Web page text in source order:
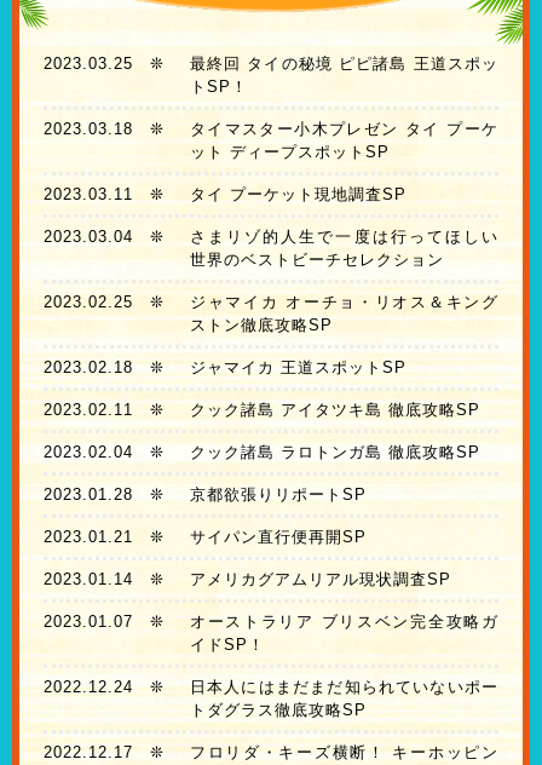
2023.03.25 ❊
最終回 タイの秘境 ピピ諸島 王道スポッ
トSP！
2023.03.18 ❊
タイマスター小木プレゼン タイ プーケ
ット ディープスポットSP
2023.03.11 ❊ タイ プーケット現地調査SP
2023.03.04 ❊
さまリゾ的人生で一度は行ってほしい
世界のベストビーチセレクション
2023.02.25 ❊
ジャマイカ オーチョ・リオス＆キング
ストン徹底攻略SP
2023.02.18❊ ジャマイカ 王道スポットSP
2023.02.11 ❊ クック諸島 アイタツキ島 徹底攻略SP
2023.02.04 ❊ クック諸島 ラロトンガ島 徹底攻略SP
2023.01.28 ❊ 京都欲張りリポートSP
2023.01.21 ❊ サイパン直行便再開SP
2023.01.14 ❊ アメリカグアムリアル現状調査SP
2023.01.07 ❊
オーストラリア ブリスベン完全攻略ガ
イドSP！
2022.12.24❊
日本人にはまだまだ知られていないポー
トダグラス徹底攻略SP
2022.12.17❊
フロリダ・キーズ横断！ キーホッピン